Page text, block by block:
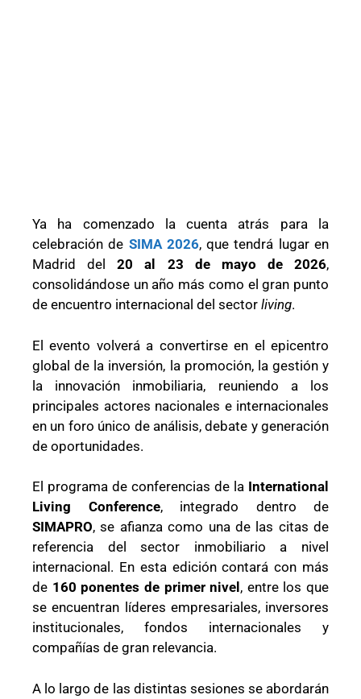
Ya ha comenzado la cuenta atrás para la
celebración de SIMA 2026, que tendrá lugar en
Madrid del20 al 23 de mayo de 2026,
consolidándose un año más como el gran punto
de encuentro internacional del sector living.
El evento volverá a convertirse en el epicentro
global de la inversión, la promoción, la gestión y
la innovación inmobiliaria, reuniendo a los
principales actores nacionales e internacionales
en un foro único de análisis, debate y generación
de oportunidades.
El programa de conferencias de la International
Living Conference, integrado dentro de
SIMAPRO, se afianza como una de las citas de
referencia del sector inmobiliario a nivel
internacional. En esta edición contará con más
de 160 ponentes de primer nivel , entre los que
se encuentran líderes empresariales, inversores
institucionales, fondos internacionales y
compañías de gran relevancia.
A lo largo de las distintas sesiones se abordarán